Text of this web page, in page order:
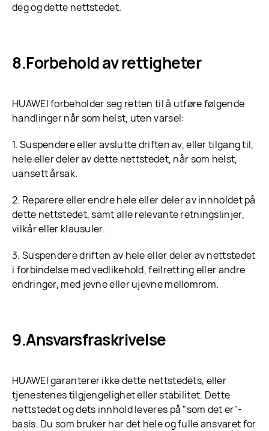
deg og dette nettstedet.
Forbehold av rettigheter
HUAWEI forbeholder seg retten til å utføre følgende
handlinger når som helst, uten varsel:
1. Suspendere eller avslutte driften av, eller tilgang til,
hele eller deler av dette nettstedet, når som helst,
uansett årsak.
2. Reparere eller endre hele eller deler av innholdet på
dette nettstedet, samt alle relevante retningslinjer,
vilkår eller klausuler.
3. Suspendere driften av hele eller deler av nettstedet
i forbindelse med vedlikehold, feilretting eller andre
endringer, med jevne eller ujevne mellomrom.
Ansvarsfraskrivelse
HUAWEI garanterer ikke dette nettstedets, eller
tjenestenes tilgjengelighet eller stabilitet. Dette
nettstedet og dets innhold leveres på "som det er"-
basis. Du som bruker har det hele og fulle ansvaret for